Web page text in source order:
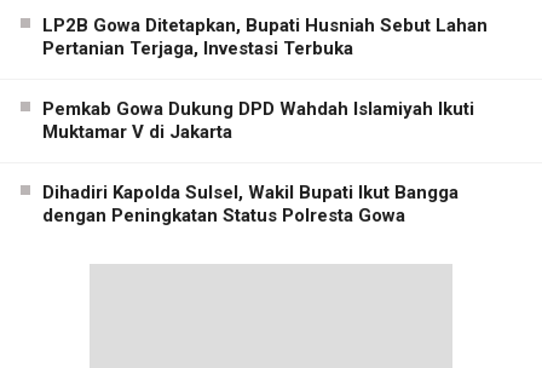
LP2B Gowa Ditetapkan, Bupati Husniah Sebut Lahan
Pertanian Terjaga, Investasi Terbuka
Pemkab Gowa Dukung DPD Wahdah Islamiyah Ikuti
Muktamar V di Jakarta
Dihadiri Kapolda Sulsel, Wakil Bupati Ikut Bangga
dengan Peningkatan Status Polresta Gowa